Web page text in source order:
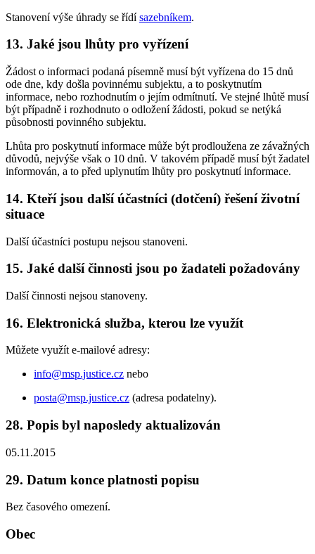
Stanovení výše úhrady se řídísazebníkem.
13. Jaké jsou lhůty pro vyřízení
Žádost o informaci podaná písemně musí být vyřízena do 15 dnů
ode dne, kdy došla povinnému subjektu, a to poskytnutím
informace, nebo rozhodnutím o jejím odmítnutí. Ve stejné lhůtě musí
být případně i rozhodnuto o odložení žádosti, pokud se netýká
působnosti povinného subjektu.
Lhůta pro poskytnutí informace může být prodloužena ze závažných
důvodů, nejvýše však o 10 dnů. V takovém případě musí být žadatel
informován, a to před uplynutím lhůty pro poskytnutí informace.
14. Kteří jsou další účastníci (dotčení) řešení životní
situace
Další účastníci postupu nejsou stanoveni.
15. Jaké další činnosti jsou po žadateli požadovány
Další činnosti nejsou stanoveny.
16. Elektronická služba, kterou lze využít
Můžete využít e-mailové adresy:
info@msp.justice.cz nebo
posta@msp.justice.cz (adresa podatelny).
28. Popis byl naposledy aktualizován
05.11.2015
29. Datum konce platnosti popisu
Bez časového omezení.
Obec